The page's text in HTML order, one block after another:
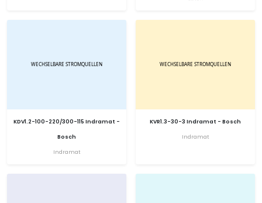
KDV1.2-100-220/300-115 Indramat -
Bosch
Indramat
KVR1.3-30-3 Indramat - Bosch
Indramat